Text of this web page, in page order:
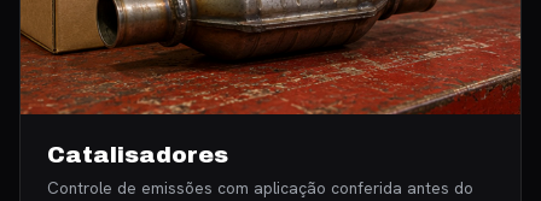
Catalisadores
Controle de emissões com aplicação conferida antes do